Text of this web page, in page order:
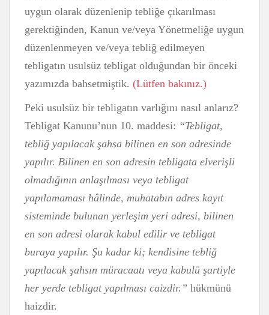
uygun olarak düzenlenip tebliğe çıkarılması
gerektiğinden, Kanun ve/veya Yönetmeliğe uygun
düzenlenmeyen ve/veya tebliğ edilmeyen
tebligatın usulsüz tebligat olduğundan bir önceki
yazımızda bahsetmiştik. (Lütfen bakınız.)
Peki usulsüz bir tebligatın varlığını nasıl anlarız?
Tebligat Kanunu’nun 10. maddesi: “Tebligat,
tebliğ yapılacak şahsa bilinen en son adresinde
yapılır. Bilinen en son adresin tebligata elverişli
olmadığının anlaşılması veya tebligat
yapılamaması hâlinde, muhatabın adres kayıt
sisteminde bulunan yerleşim yeri adresi, bilinen
en son adresi olarak kabul edilir ve tebligat
buraya yapılır. Şu kadar ki; kendisine tebliğ
yapılacak şahsın müracaatı veya kabulü şartiyle
her yerde tebligat yapılması caizdir.” hükmünü
haizdir.